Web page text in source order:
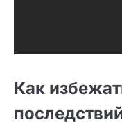
Как